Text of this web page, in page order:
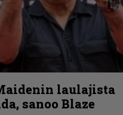
laulajista
sanoo Blaze